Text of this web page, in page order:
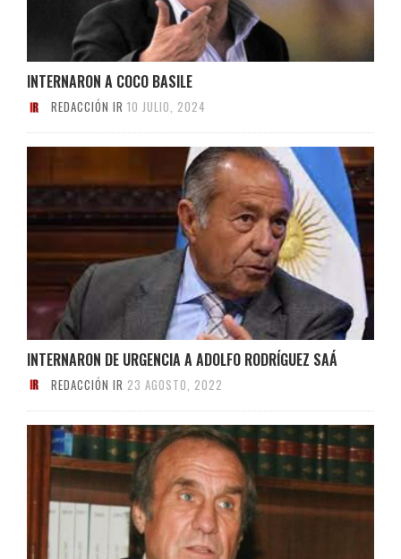
INTERNARON A COCO BASILE
REDACCIÓN IR 10 JULIO, 2024
INTERNARON DE URGENCIA A ADOLFO RODRÍGUEZ SAÁ
REDACCIÓN IR 23 AGOSTO, 2022